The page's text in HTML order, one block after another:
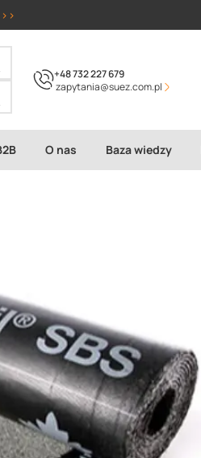
+48 732 227 679
zapytania@suez.com.pl
O nas Baza wiedzy